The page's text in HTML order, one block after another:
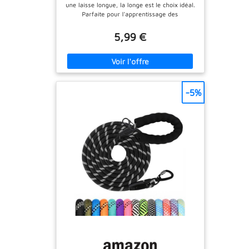
une laisse longue, la longe est le choix idéal.
Parfaite pour l'apprentissage des
même lors des sorties en liberté FERMETURE
SOLIDE : La fermeture à boulon robuste
collier. Même les mouvements brusques
n'ouvrent pas la fermeture UNIQUE EN SON
spéciale. Cette laisse en corde possède une
dragonne pratique et flotte, parfaite pour
s'amuser au lac CORDE : Une laisse en corde
pour chien est durable, robuste et
particulièrement résistante aux intempéries.
La prise en main d’une laisse en corde est
particulièrement convaincante comparée aux
matériaux lisses TRIXIE : Au quotidien,
chaque propriétaire de chien fait face à
diverses situations. Parmi nos laisses TRIXIE,
chacun trouve la laisse qui fait battre le cœur
de son chien plus vite
5,99 €
-5%